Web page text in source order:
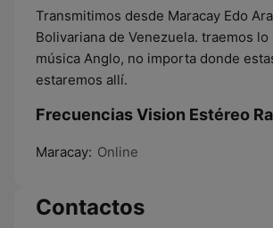
Transmitimos desde Maracay Edo
Bolivariana de Venezuela. traemos
música Anglo, no importa donde
estaremos allí.
Frecuencias Vision Estéreo
Maracay: Online
Contactos